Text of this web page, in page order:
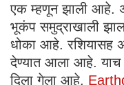
एक म्हणून झाली आहे.
भूकंप समुद्राखाली
धोका आहे. रशियासह
देण्यात आला आहे. याच
दिला गेला आहे.